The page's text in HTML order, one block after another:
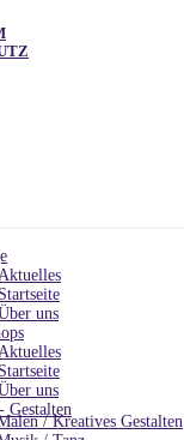
Startseite
uns
Startseite
uns
Gestalten
/ Kreatives Gestalten